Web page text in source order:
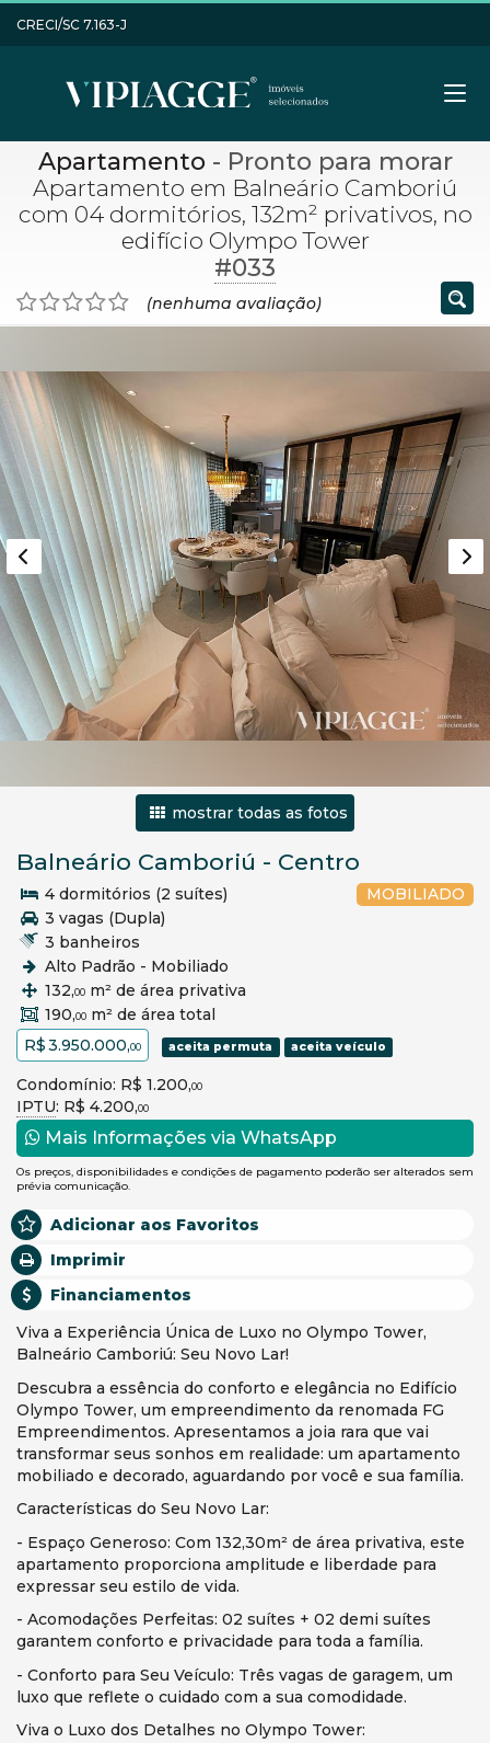
CRECI/SC 7.163-J
Apartamento - Pronto para morar
Apartamento em Balneário Camboriú
com 04 dormitórios, 132m² privativos, no
edifício Olympo Tower
#033
(nenhuma avaliação)
mostrar todas as fotos
Balneário Camboriú - Centro
MOBILIADO
4 dormitórios (2 suítes)
3 vagas (Dupla)
3 banheiros
Alto Padrão - Mobiliado
132,00 m² de área privativa
190,00 m² de área total
R$ 3.950.000,00 aceita permuta aceita veículo
Condomínio: R$ 1.200,00
IPTU: R$ 4.200,00
Mais Informações via WhatsApp
Os preços, disponibilidades e condições de pagamento poderão ser alterados sem
prévia comunicação.
Adicionar aos Favoritos
Imprimir
Financiamentos
Viva a Experiência Única de Luxo no Olympo Tower,
Balneário Camboriú: Seu Novo Lar!
Descubra a essência do conforto e elegância no Edifício
Olympo Tower, um empreendimento da renomada FG
Empreendimentos. Apresentamos a joia rara que vai
transformar seus sonhos em realidade: um apartamento
mobiliado e decorado, aguardando por você e sua família.
Características do Seu Novo Lar:
- Espaço Generoso: Com 132,30m² de área privativa, este
apartamento proporciona amplitude e liberdade para
expressar seu estilo de vida.
- Acomodações Perfeitas: 02 suítes + 02 demi suítes
garantem conforto e privacidade para toda a família.
- Conforto para Seu Veículo: Três vagas de garagem, um
luxo que reflete o cuidado com a sua comodidade.
Viva o Luxo dos Detalhes no Olympo Tower: